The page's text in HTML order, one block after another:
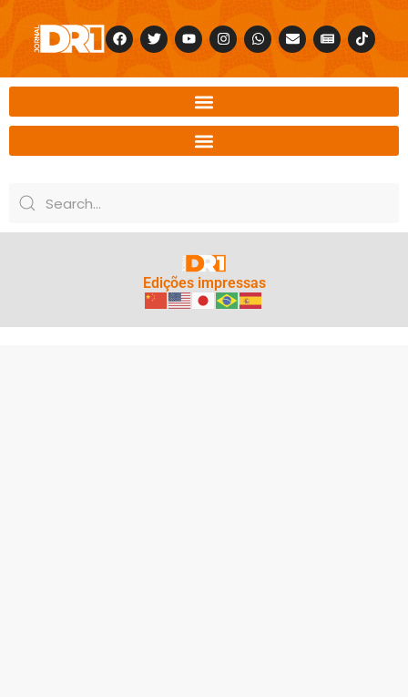
Edições impressas